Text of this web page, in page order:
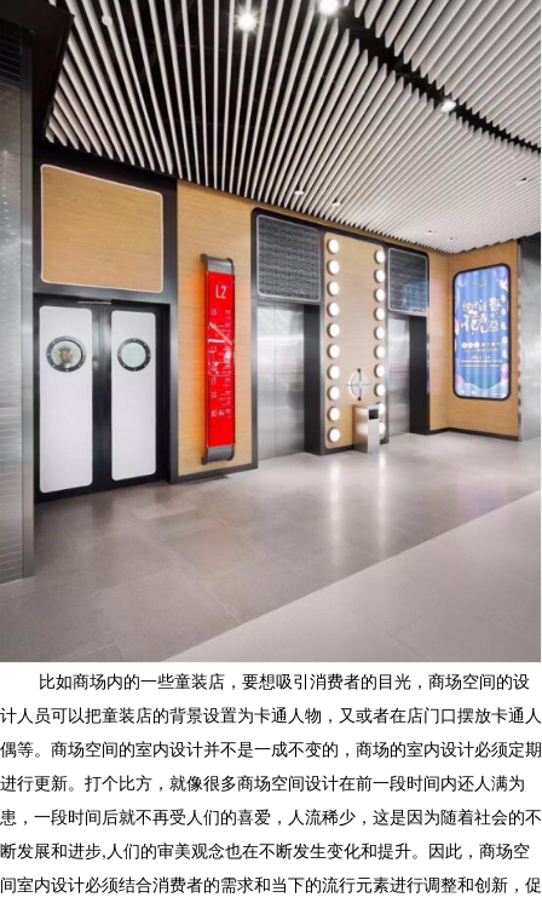
比如商场内的一些童装店，要想吸引消费者的目光，商场空间的设
计人员可以把童装店的背景设置为卡通人物，又或者在店门口摆放卡通人
偶等。商场空间的室内设计并不是一成不变的，商场的室内设计必须定期
进行更新。打个比方，就像很多商场空间设计在前一段时间内还人满为
患，一段时间后就不再受人们的喜爱，人流稀少，这是因为随着社会的不
断发展和进步,人们的审美观念也在不断发生变化和提升。因此，商场空
间室内设计必须结合消费者的需求和当下的流行元素进行调整和创新，促